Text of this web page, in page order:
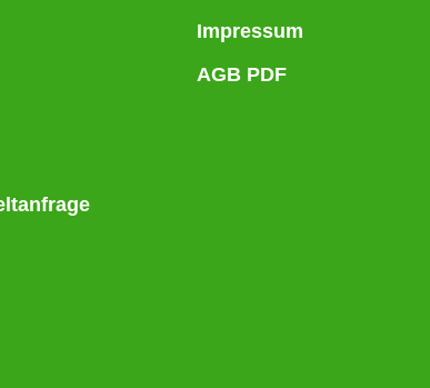
Impressum
AGB PDF